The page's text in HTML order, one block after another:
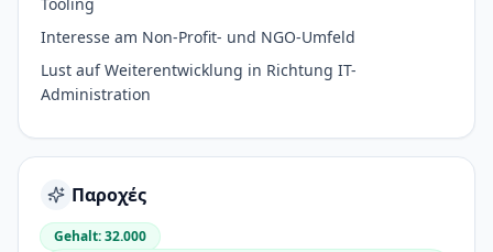
Interesse am Non-Profit- und NGO-Umfeld
Lust auf Weiterentwicklung in Richtung IT-
Administration
Παροχές
Gehalt: 32.000